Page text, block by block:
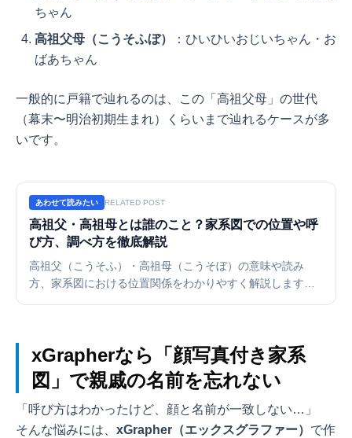
ちゃん
高祖父母（こうそふぼ）
：ひいひいおじいちゃん・お
ばあちゃん
一般的に戸籍で辿れるのは、この「高祖父母」の世代
（幕末〜明治初期生まれ）くらいまで辿れるケースが多
いです。
あわせて読みたい RELATED POST
高祖父・高祖母とは誰のこと？家系図での位置や呼
び方、調べ方を徹底解説
高祖父（こうそふ）・高祖母（こうそぼ）の意味や読み
方、家系図における位置関係をわかりやすく解説します。
xGrapherなら「顔写真付き家系
図」で親戚の名前を忘れない
「呼び方はわかったけど、顔と名前が一致しない…」
そんな悩みには、 xGrapher（エックスグラファー） で作